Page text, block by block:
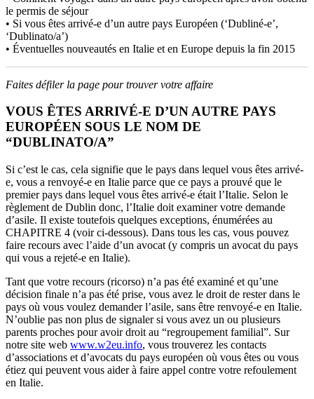
le permis de séjour
• Si vous êtes arrivé-e d’un autre pays Européen (‘Dubliné-e’,
‘Dublinato/a’)
• Éventuelles nouveautés en Italie et en Europe depuis la fin 2015
Faites défiler la page pour trouver votre affaire
VOUS ÊTES ARRIVÉ-E D’UN AUTRE PAYS
EUROPÉEN SOUS LE NOM DE
“DUBLINATO/A”
Si c’est le cas, cela signifie que le pays dans lequel vous êtes arrivé-
e, vous a renvoyé-e en Italie parce que ce pays a prouvé que le
premier pays dans lequel vous êtes arrivé-e était l’Italie. Selon le
règlement de Dublin donc, l’Italie doit examiner votre demande
d’asile. Il existe toutefois quelques exceptions, énumérées au
CHAPITRE 4 (voir ci-dessous). Dans tous les cas, vous pouvez
faire recours avec l’aide d’un avocat (y compris un avocat du pays
qui vous a rejeté-e en Italie).
Tant que votre recours (ricorso) n’a pas été examiné et qu’une
décision finale n’a pas été prise, vous avez le droit de rester dans le
pays où vous voulez demander l’asile, sans être renvoyé-e en Italie.
N’oublie pas non plus de signaler si vous avez un ou plusieurs
parents proches pour avoir droit au “regroupement familial”. Sur
notre site web www.w2eu.info, vous trouverez les contacts
d’associations et d’avocats du pays européen où vous êtes ou vous
étiez qui peuvent vous aider à faire appel contre votre refoulement
en Italie.